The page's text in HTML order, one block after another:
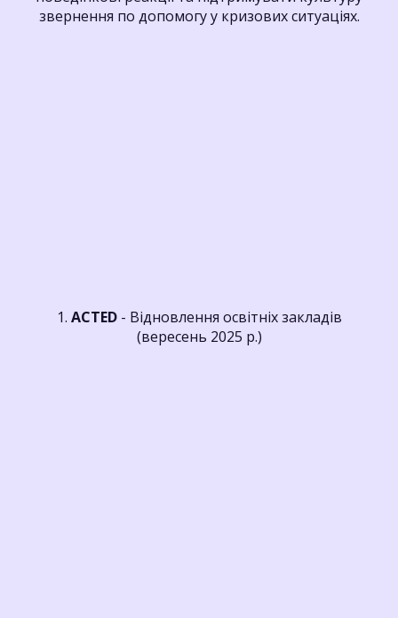
звернення по допомогу у кризових ситуаціях.
1. ACTED- Відновлення освітніх закладів
(вересень 2025 р.)